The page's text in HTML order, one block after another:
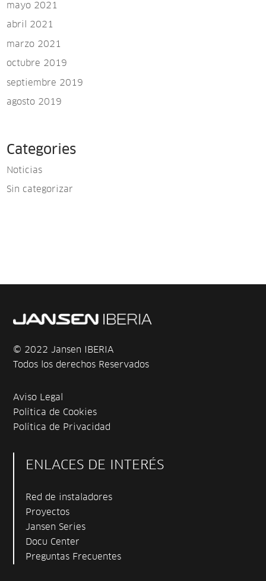
mayo 2021
abril 2021
marzo 2021
octubre 2019
septiembre 2019
agosto 2019
Categories
Noticias
Sin categorizar
© 2022 Jansen IBERIA
Todos los derechos Reservados
Aviso Legal
Política de Cookies
Política de Privacidad
ENLACES DE INTERÉS
Red de instaladores
Proyectos
Jansen Series
Docu Center
Preguntas Frecuentes